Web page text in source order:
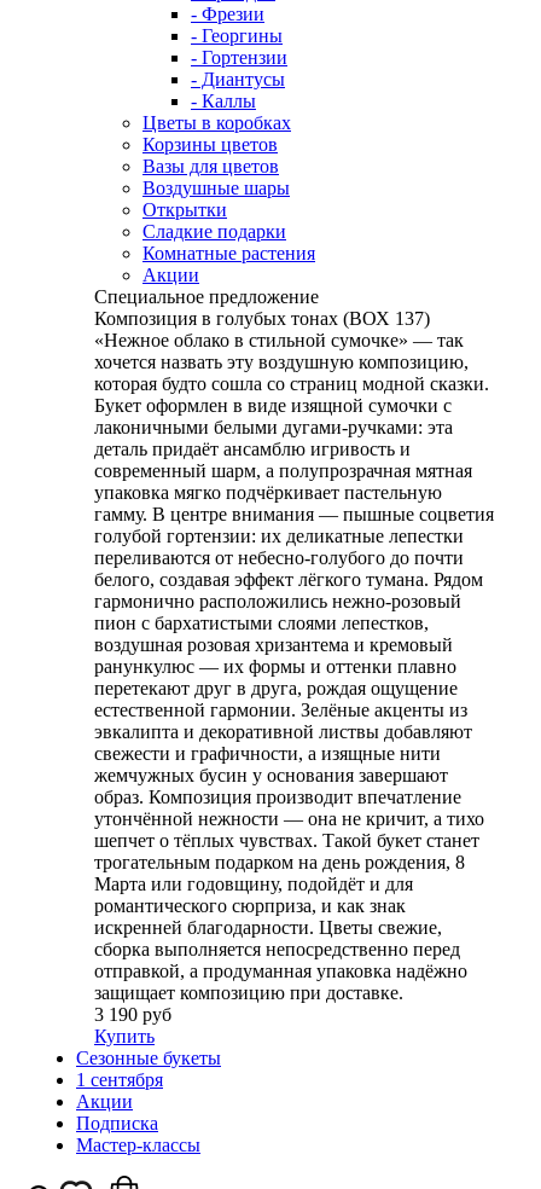
- Фрезии
- Георгины
- Гортензии
- Диантусы
- Каллы
Цветы в коробках
Корзины цветов
Вазы для цветов
Воздушные шары
Открытки
Сладкие подарки
Комнатные растения
Акции
Специальное предложение
Композиция в голубых тонах (ВОХ 137)
«Нежное облако в стильной сумочке» — так
хочется назвать эту воздушную композицию,
которая будто сошла со страниц модной сказки.
Букет оформлен в виде изящной сумочки с
лаконичными белыми дугами‑ручками: эта
деталь придаёт ансамблю игривость и
современный шарм, а полупрозрачная мятная
упаковка мягко подчёркивает пастельную
гамму. В центре внимания — пышные соцветия
голубой гортензии: их деликатные лепестки
переливаются от небесно‑голубого до почти
белого, создавая эффект лёгкого тумана. Рядом
гармонично расположились нежно‑розовый
пион с бархатистыми слоями лепестков,
воздушная розовая хризантема и кремовый
ранункулюс — их формы и оттенки плавно
перетекают друг в друга, рождая ощущение
естественной гармонии. Зелёные акценты из
эвкалипта и декоративной листвы добавляют
свежести и графичности, а изящные нити
жемчужных бусин у основания завершают
образ. Композиция производит впечатление
утончённой нежности — она не кричит, а тихо
шепчет о тёплых чувствах. Такой букет станет
трогательным подарком на день рождения, 8
Марта или годовщину, подойдёт и для
романтического сюрприза, и как знак
искренней благодарности. Цветы свежие,
сборка выполняется непосредственно перед
отправкой, а продуманная упаковка надёжно
защищает композицию при доставке.
3 190 руб
Купить
Сезонные букеты
1 сентября
Акции
Подписка
Мастер-классы